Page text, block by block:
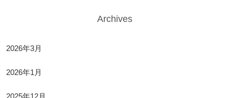
Archives
2026年3月
2026年1月